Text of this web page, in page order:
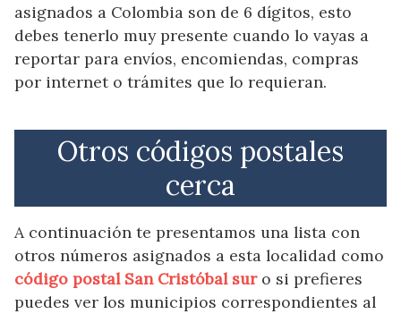
asignados a Colombia son de 6 dígitos, esto
debes tenerlo muy presente cuando lo vayas a
reportar para envíos, encomiendas, compras
por internet o trámites que lo requieran.
Otros códigos postales
cerca
A continuación te presentamos una lista con
otros números asignados a esta localidad como
código postal San Cristóbal suro si prefieres
puedes ver los municipios correspondientes al